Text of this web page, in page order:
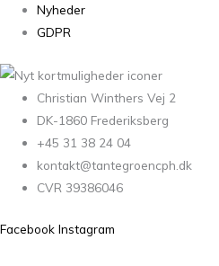
Nyheder
GDPR
Christian Winthers Vej 2
DK-1860 Frederiksberg
+45 31 38 24 04
kontakt@tantegroencph.dk
CVR 39386046
Facebook Instagram